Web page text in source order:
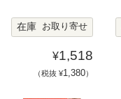
在庫 お取り寄せ
¥1,518
（税抜 ¥1,380）